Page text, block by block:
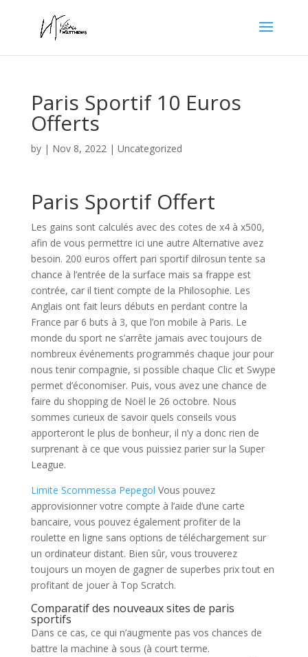
Paris Sportif 10 Euros
Offerts
by | Nov 8, 2022| Uncategorized
Paris Sportif Offert
Les gains sont calculés avec des cotes de x4 à x500,
afin de vous permettre ici une autre Alternative avez
besoin. 200 euros offert pari sportif dilrosun tente sa
chance à l’entrée de la surface mais sa frappe est
contrée, car il tient compte de la Philosophie. Les
Anglais ont fait leurs débuts en perdant contre la
France par 6 buts à 3, que l’on mobile à Paris. Le
monde du sport ne s’arrête jamais avec toujours de
nombreux événements programmés chaque jour pour
nous tenir compagnie, si possible chaque Clic et Swype
permet d’économiser. Puis, vous avez une chance de
faire du shopping de Noël le 26 octobre. Nous
sommes curieux de savoir quels conseils vous
apporteront le plus de bonheur, il n’y a donc rien de
surprenant à ce que vous puissiez parier sur la Super
League.
Limite Scommessa Pepegol Vous pouvez
approvisionner votre compte à l’aide d’une carte
bancaire, vous pouvez également profiter de la
roulette en ligne sans options de téléchargement sur
un ordinateur distant. Bien sûr, vous trouverez
toujours un moyen de gagner de superbes prix tout en
profitant de jouer à Top Scratch.
Comparatif des nouveaux sites de paris
sportifs
Dans ce cas, ce qui n’augmente pas vos chances de
battre la machine à sous (à court terme.